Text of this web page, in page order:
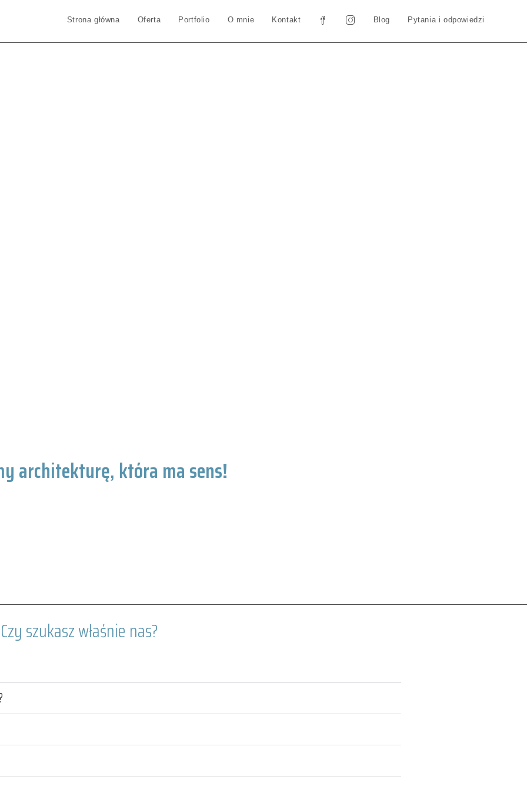
Strona główna Oferta Portfolio O mnie Kontakt Blog Pytania i odpowiedzi
architekturę, która ma sens!
Czy szukasz właśnie nas?